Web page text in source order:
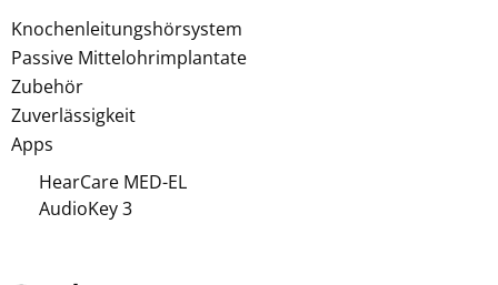
Knochenleitungshörsystem
Passive Mittelohrimplantate
Zubehör
Zuverlässigkeit
Apps
HearCare MED-EL
AudioKey 3